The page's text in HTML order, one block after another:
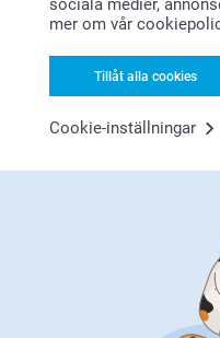
sociala medier,
mer om vår
Tillåt alla cookies
Cookie-inställningar
Nöjd
Bonus